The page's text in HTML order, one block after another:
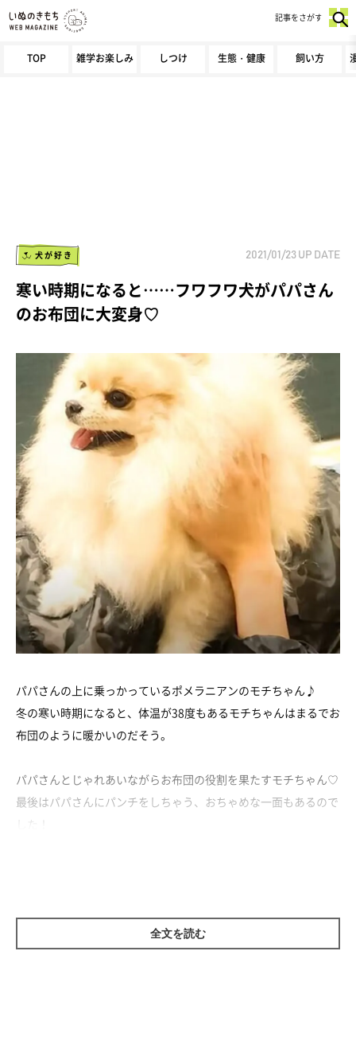
TOP 雑学お楽しみ しつけ 生態・健康 飼い方
記事をさがす
犬が好き 2021/01/23 UP DATE
寒い時期になると……フワフワ犬がパパさん
のお布団に大変身♡
パパさんの上に乗っかっているポメラニアンのモチちゃん♪
冬の寒い時期になると、体温が38度もあるモチちゃんはまるでお
布団のように暖かいのだそう。
パパさんとじゃれあいながらお布団の役割を果たすモチちゃん♡
最後はパパさんにパンチをしちゃう、おちゃめな一面もあるので
した！
全文を読む